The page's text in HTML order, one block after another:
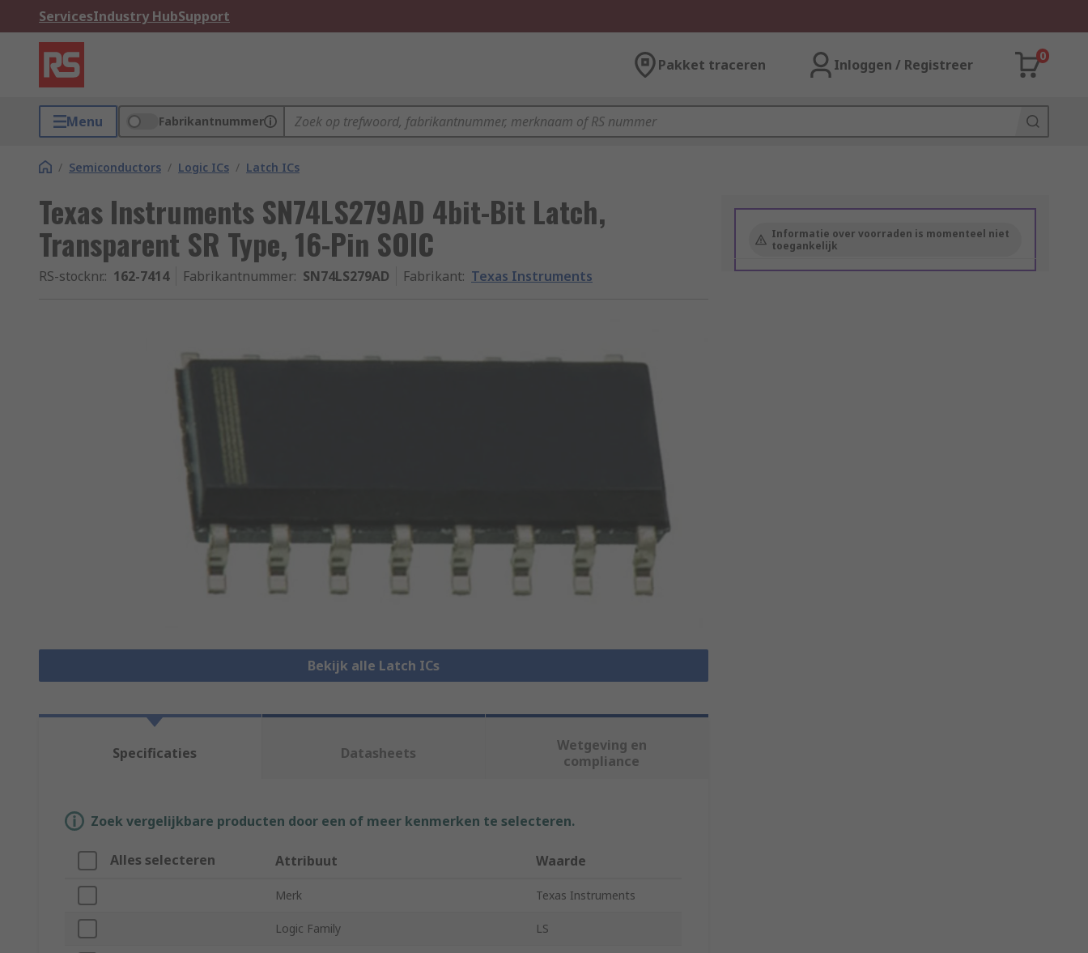
ServicesIndustry HubSupport
Pakket traceren Inloggen / Registreer
0
Menu Fabrikantnummer
/ Semiconductors / Logic ICs / Latch ICs
Texas Instruments SN74LS279AD 4bit-Bit Latch,
Transparent SR Type, 16-Pin SOIC
RS-stocknr.: 162-7414 Fabrikantnummer: SN74LS279AD Fabrikant: Texas Instruments
Bekijk alle Latch ICs
Informatie over voorraden is momenteel niet
toegankelijk
Specificaties Datasheets
Wetgeving en
compliance
Zoek vergelijkbare producten door een of meer kenmerken te selecteren.
Alles selecteren Attribuut Waarde
Merk Texas Instruments
Logic Family LS